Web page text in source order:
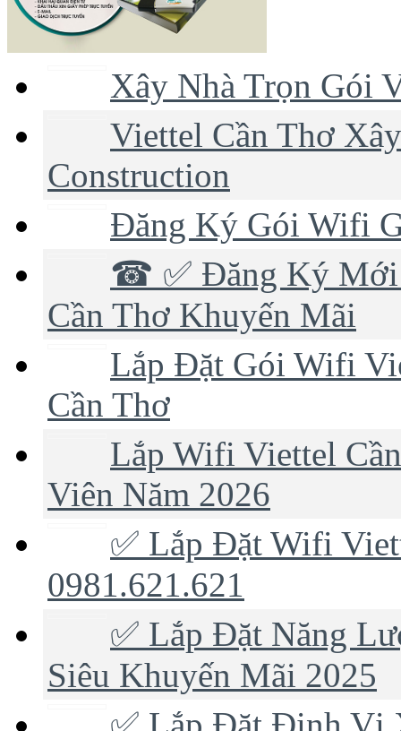
Xây Nhà Trọn Gói
Viettel Cần Thơ
Construction
Đăng Ký Gói Wifi
☎ ✅‎ Đăng Ký Mới
Cần Thơ Khuyến Mãi
Lắp Đặt Gói Wifi
Cần Thơ
Lắp Wifi Viettel
Viên Năm 2026
✅ Lắp Đặt Wifi
0981.621.621
✅ Lắp Đặt Năng
Siêu Khuyến Mãi 2025